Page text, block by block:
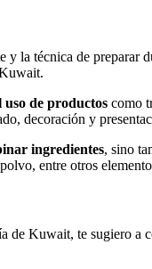
la técnica de preparar
de productos como
decoración y
ingredientes, sino
entre otros
de Kuwait, te sugiero a